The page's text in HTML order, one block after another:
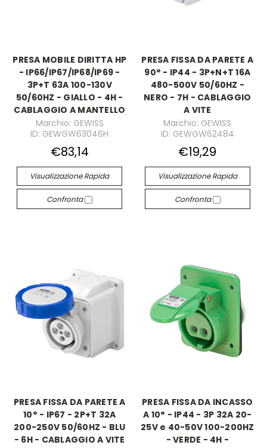
PRESA MOBILE DIRITTA HP
- IP66/IP67/IP68/IP69 -
3P+T 63A 100-130V
50/60HZ - GIALLO - 4H -
CABLAGGIO A MANTELLO
Marchio: GEWISS
ID: GEWGW63046H
€83,14
Visualizzazione Rapida
Confronta
PRESA FISSA DA PARETE A
90° - IP44 - 3P+N+T 16A
480-500V 50/60HZ -
NERO - 7H - CABLAGGIO
A VITE
Marchio: GEWISS
ID: GEWGW62484
€19,29
Visualizzazione Rapida
Confronta
PRESA FISSA DA PARETE A
10° - IP67 - 2P+T 32A
200-250V 50/60HZ - BLU
- 6H - CABLAGGIO A VITE
PRESA FISSA DA INCASSO
A 10° - IP44 - 3P 32A 20-
25V e 40-50V 100-200HZ
- VERDE - 4H -